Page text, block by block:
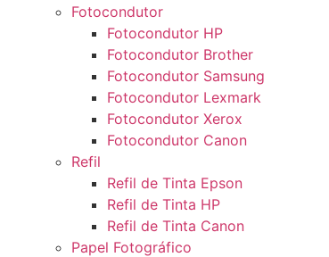
Fotocondutor
Fotocondutor HP
Fotocondutor Brother
Fotocondutor Samsung
Fotocondutor Lexmark
Fotocondutor Xerox
Fotocondutor Canon
Refil
Refil de Tinta Epson
Refil de Tinta HP
Refil de Tinta Canon
Papel Fotográfico